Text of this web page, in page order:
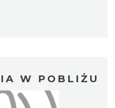
W POBLIŻU